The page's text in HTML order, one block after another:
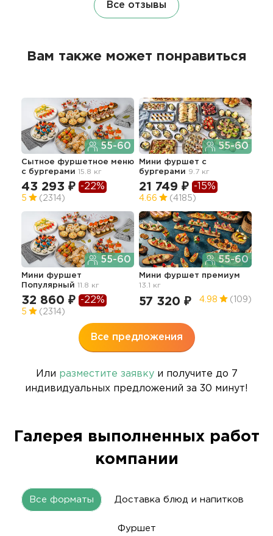
Все отзывы
Вам также может понравиться
55-60
Сытное фуршетное меню
с бургерами 15.8 кг
43 293 ₽ -22%
5 (2314)
55-60
Мини фуршет с
бургерами 9.7 кг
21 749 ₽ -15%
4.66 (4185)
55-60
Мини фуршет
Популярный 11.8 кг
32 860 ₽ -22%
5 (2314)
55-60
Мини фуршет премиум
13.1 кг
57 320 ₽ 4.98 (109)
Все предложения
Или разместите заявкуи получите до 7
индивидуальных предложений за 30 минут!
Галерея выполненных работ
компании
Все форматы Доставка блюд и напитков
Фуршет